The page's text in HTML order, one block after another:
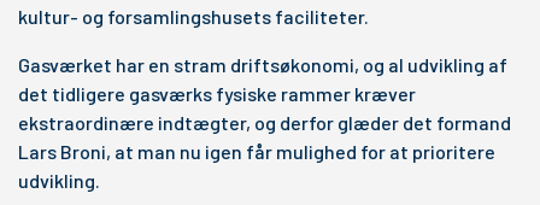
kultur- og forsamlingshusets faciliteter.
Gasværket har en stram driftsøkonomi, og al udvikling af
det tidligere gasværks fysiske rammer kræver
ekstraordinære indtægter, og derfor glæder det formand
Lars Broni, at man nu igen får mulighed for at prioritere
udvikling.